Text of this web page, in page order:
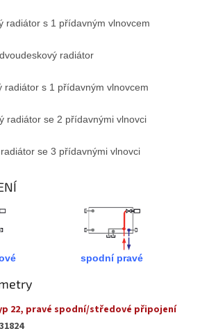
radiátor s 1 přídavným vlnovcem
dvoudeskový radiátor
radiátor s 1 přídavným vlnovcem
radiátor se 2 přídavnými vlnovci
se 3 přídavnými vlnovci
spodní pravé
22, pravé spodní/středové připojení